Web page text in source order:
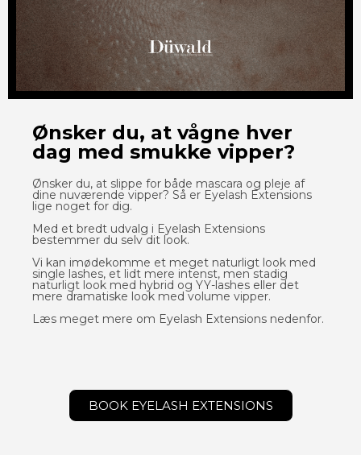
Ønsker du, at vågne hver
dag med smukke vipper?
Ønsker du, at slippe for både mascara og pleje af
dine nuværende vipper? Så er Eyelash Extensions
lige noget for dig.
Med et bredt udvalg i Eyelash Extensions
bestemmer du selv dit look.
Vi kan imødekomme et meget naturligt look med
single lashes, et lidt mere intenst, men stadig
naturligt look med hybrid og YY-lashes eller det
mere dramatiske look med volume vipper.
Læs meget mere om Eyelash Extensions nedenfor.
BOOK EYELASH EXTENSIONS